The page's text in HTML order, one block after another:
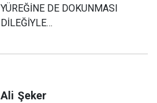
YÜREĞİNE DE DOKUNMASI
DİLEĞİYLE…
Ali Şeker